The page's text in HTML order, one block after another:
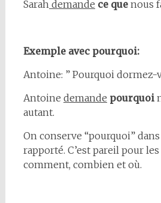
Sarahdemande ce quenous
Exemple avec pourquoi:
Antoine: ” Pourquoi dormez-
Antoine demande pourquoi
autant.
On conserve “pourquoi”
rapporté. C’est pareil pour
comment, combien et où.